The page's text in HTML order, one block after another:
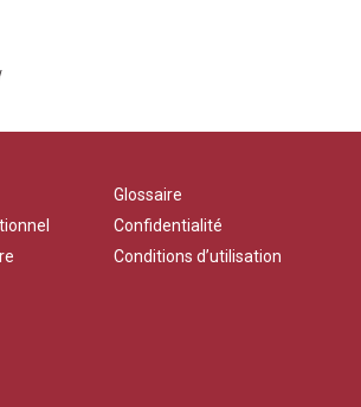
Glossaire
Confidentialité
Conditions d’utilisation